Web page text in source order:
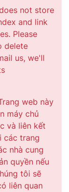
not store
and link
Please
delete
us, we'll
web này
máy chủ
và liên kết
các trang
nhà cung
quyền nếu
tôi sẽ
liên quan